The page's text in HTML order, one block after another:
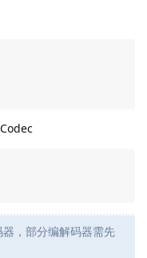
器，部分编解码器需先